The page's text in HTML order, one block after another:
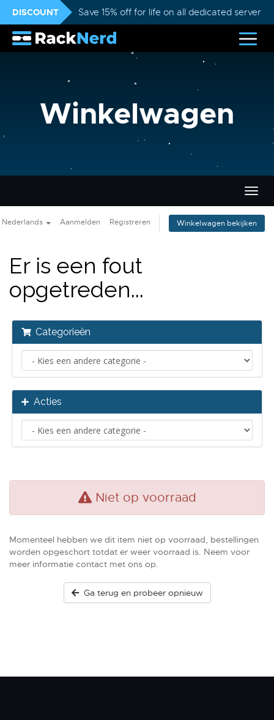
DISCOUNT Save 15% off for life on all dedicated servers
Winkelwagen
in-/
Nederlands Aanmelden Registreren Winkelwagen bekijken
Er is een fout
opgetreden...
Categorieën
Acties
Niet op voorraad
Momenteel hebben we dit item niet op voorraad, bestellingen
worden opgeschort totdat er weer voorraad is. Neem voor
meer informatie contact met ons op.
Ga terug en probeer opnieuw